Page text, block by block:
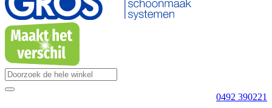
0492 390221